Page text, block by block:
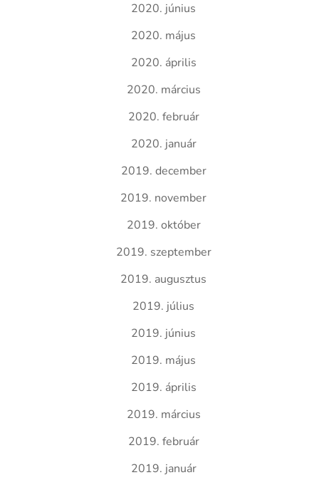
2020. június
2020. május
2020. április
2020. március
2020. február
2020. január
2019. december
2019. november
2019. október
2019. szeptember
2019. augusztus
2019. július
2019. június
2019. május
2019. április
2019. március
2019. február
2019. január